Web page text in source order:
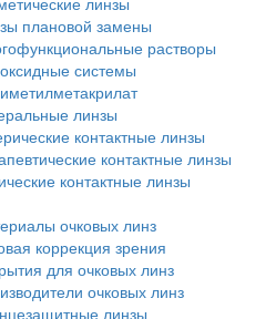
плановой замены
растворы
системы
линзы
контактные линзы
контактные линзы
контактные линзы
очковых линз
коррекция зрения
для очковых линз
очковых линз
линзы